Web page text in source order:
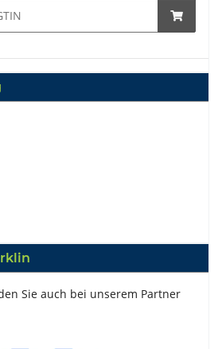
Sie auch bei unserem Partner